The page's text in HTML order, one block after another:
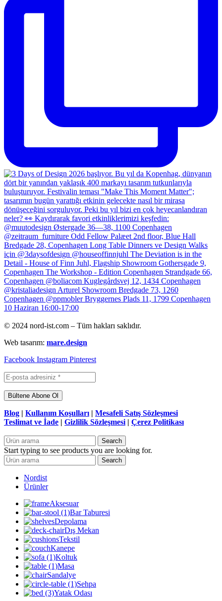
© 2024 nord-ist.com – Tüm hakları saklıdır.
Web tasarım: mare.design
Facebook Instagram Pinterest
Blog | Kullanım Koşulları | Mesafeli Satış Sözleşmesi
Teslimat ve İade | Gizlilik Sözleşmesi | Çerez Politikası
Search
Start typing to see products you are looking for.
Search
Nordist
Ürünler
Aksesuar
Bar Taburesi
Depolama
Dış Mekan
Tekstil
Kanepe
Koltuk
Masa
Sandalye
Sehpa
Yatak Odası